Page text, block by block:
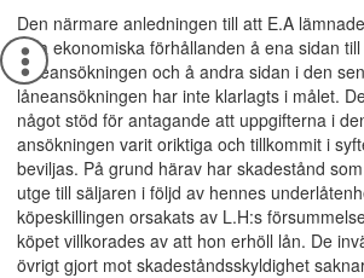
Den närmare anledningen till att E.A
sina ekonomiska förhållanden å ena sidan
låneansökningen och å andra sidan i den
låneansökningen har inte klarlagts i målet.
något stöd för antagande att uppgifterna i
ansökningen varit oriktiga och tillkommit i
beviljas. På grund härav har skadestånd
utge till säljaren i följd av hennes
köpeskillingen orsakats av L.H:s
köpet villkorades av att hon erhöll lån. De
övrigt gjort mot skadeståndsskyldighet